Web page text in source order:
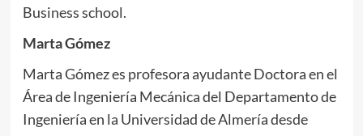
Business school.
Marta Gómez
Marta Gómez es profesora ayudante Doctora en el
Área de Ingeniería Mecánica del Departamento de
Ingeniería en la Universidad de Almería desde